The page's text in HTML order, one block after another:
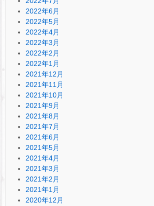
2022年6月
2022年5月
2022年4月
2022年3月
2022年2月
2022年1月
2021年12月
2021年11月
2021年10月
2021年9月
2021年8月
2021年7月
2021年6月
2021年5月
2021年4月
2021年3月
2021年2月
2021年1月
2020年12月